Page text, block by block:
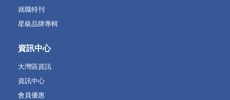
就職特刊
星級品牌專輯
資訊中心
大灣區資訊
資訊中心
會員優惠